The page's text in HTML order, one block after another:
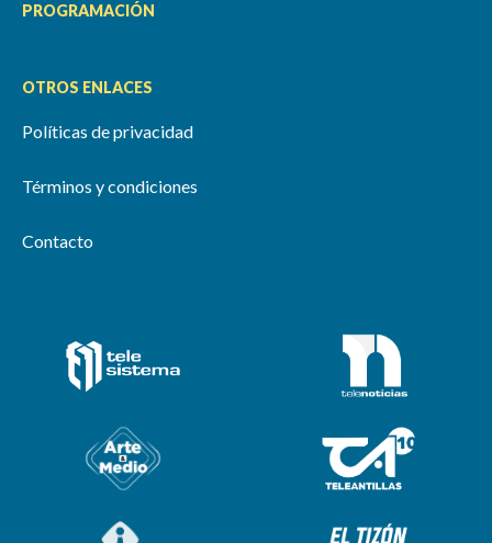
PROGRAMACIÓN
OTROS ENLACES
Políticas de privacidad
Términos y condiciones
Contacto